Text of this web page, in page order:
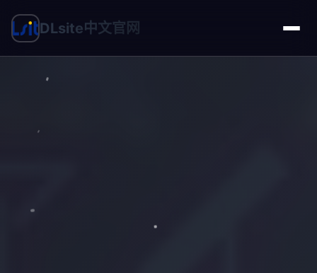
DLsite中文官网